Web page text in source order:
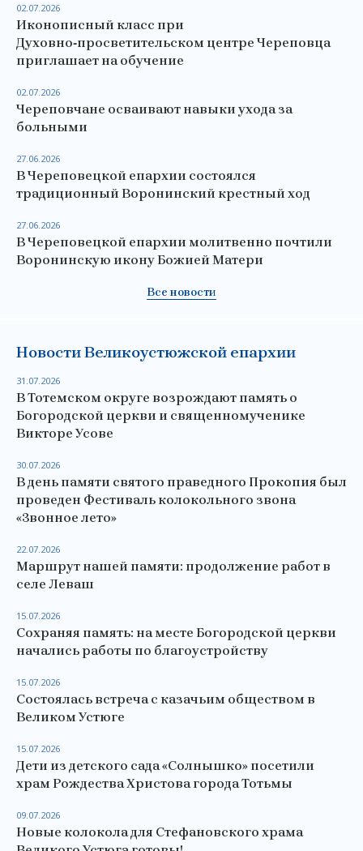
Иконописный класс при
Духовно‑просветительском центре Череповца
приглашает на обучение
02.07.2026
Череповчане осваивают навыки ухода за
больными
02.07.2026
В Череповецкой епархии состоялся
традиционный Воронинский крестный ход
27.06.2026
В Череповецкой епархии молитвенно почтили
Воронинскую икону Божией Матери
27.06.2026
Все новости
Новости Великоустюжской епархии
В Тотемском округе возрождают память о
Богородской церкви и священномученике
Викторе Усове
31.07.2026
В день памяти святого праведного Прокопия был
проведен Фестиваль колокольного звона
«Звонное лето»
30.07.2026
Маршрут нашей памяти: продолжение работ в
селе Леваш
22.07.2026
Сохраняя память: на месте Богородской церкви
начались работы по благоустройству
15.07.2026
Состоялась встреча с казачьим обществом в
Великом Устюге
15.07.2026
Дети из детского сада «Солнышко» посетили
храм Рождества Христова города Тотьмы
15.07.2026
Новые колокола для Стефановского храма
09.07.2026